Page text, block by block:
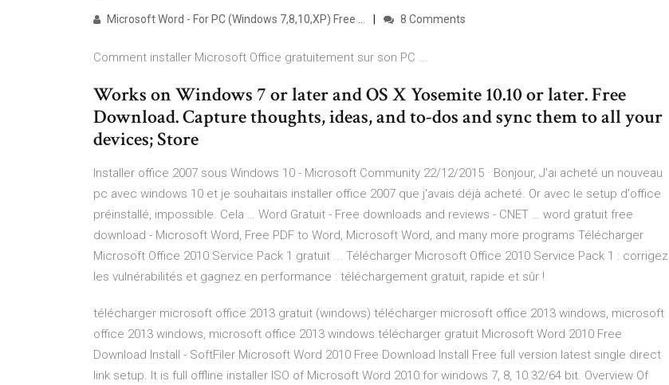
Microsoft Word - For PC (Windows 7,8,10,XP) Free … 8 Comments
Comment installer Microsoft Office gratuitement sur son PC ...
Works on Windows 7 or later and OS X Yosemite 10.10 or later. Free
Download. Capture thoughts, ideas, and to-dos and sync them to all your
devices; Store
Installer office 2007 sous Windows 10 - Microsoft Community 22/12/2015 · Bonjour, J'ai acheté un nouveau
pc avec windows 10 et je souhaitais installer office 2007 que j'avais déjà acheté. Or avec le setup d'office
préinstallé, impossible. Cela … Word Gratuit - Free downloads and reviews - CNET … word gratuit free
download - Microsoft Word, Free PDF to Word, Microsoft Word, and many more programs Télécharger
Microsoft Office 2010 Service Pack 1 gratuit ... Télécharger Microsoft Office 2010 Service Pack 1 : corrigez
les vulnérabilités et gagnez en performance : téléchargement gratuit, rapide et sûr !
télécharger microsoft office 2013 gratuit (windows) télécharger microsoft office 2013 windows, microsoft
office 2013 windows, microsoft office 2013 windows télécharger gratuit Microsoft Word 2010 Free
Download Install - SoftFiler Microsoft Word 2010 Free Download Install Free full version latest single direct
link setup. It is full offline installer ISO of Microsoft Word 2010 for windows 7, 8, 10 32/64 bit. Overview Of